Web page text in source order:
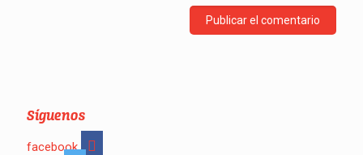
Síguenos
facebook